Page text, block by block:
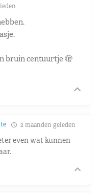
bruin centuurtje 🫣
2 maanden geleden
even wat kunnen